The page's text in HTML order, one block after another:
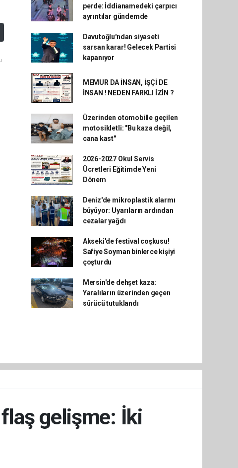
perde: İddianamedeki çarpıcı
ayrıntılar gündemde
Davutoğlu'ndan siyaseti
sarsan karar! Gelecek Partisi
kapanıyor
MEMUR DA İNSAN, İŞÇİ DE
İNSAN ! NEDEN FARKLI İZİN ?
Üzerinden otomobille geçilen
motosikletli: "Bu kaza değil,
cana kast"
2026-2027 Okul Servis
Ücretleri Eğitimde Yeni
Dönem
Deniz'de mikroplastik alarmı
büyüyor: Uyarıların ardından
cezalar yağdı
Akseki'de festival coşkusu!
Safiye Soyman binlerce kişiyi
çoşturdu
Mersin'de dehşet kaza:
Yaralıların üzerinden geçen
sürücü tutuklandı
gelişme: İki